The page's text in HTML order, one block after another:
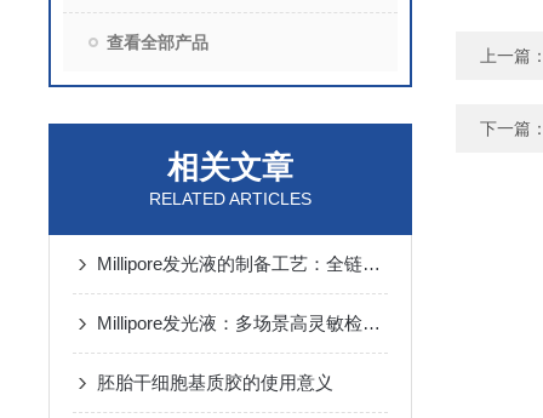
查看全部产品
相关文章
RELATED ARTICLES
Millipore发光液的制备工艺：全链路质控保障检测性能稳定
Millipore发光液：多场景高灵敏检测的核心试剂支撑
胚胎干细胞基质胶的使用意义
上一篇
下一篇